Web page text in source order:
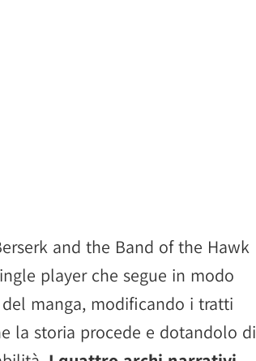
and the Band of the Hawk
player che segue in modo
manga, modificando i tratti
la storia procede e dotandolo di